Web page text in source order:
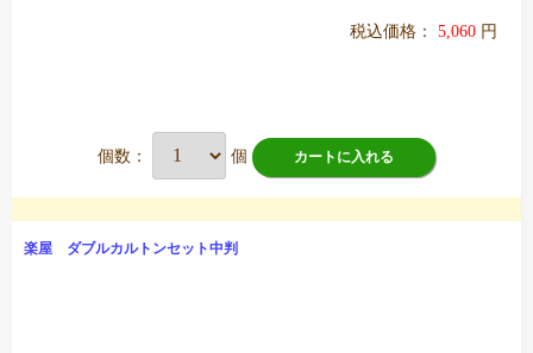
税込価格： 5,060 円
個数： 個 カートに入れる
楽屋 ダブルカルトンセット中判